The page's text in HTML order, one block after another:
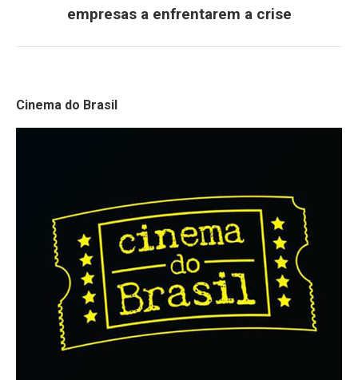
post:
empresas a enfrentarem a crise
Cinema do Brasil